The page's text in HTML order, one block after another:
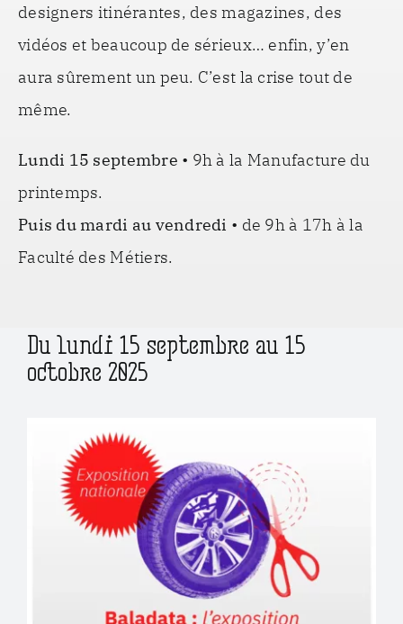
designers itinérantes, des magazines, des
vidéos et beaucoup de sérieux… enfin, y’en
aura sûrement un peu. C’est la crise tout de
même.
Lundi 15 septembre • 9h à la Manufacture du
printemps.
Puis du mardi au vendredi • de 9h à 17h à la
Faculté des Métiers.
Du lundi 15 septembre au 15
octobre 2025